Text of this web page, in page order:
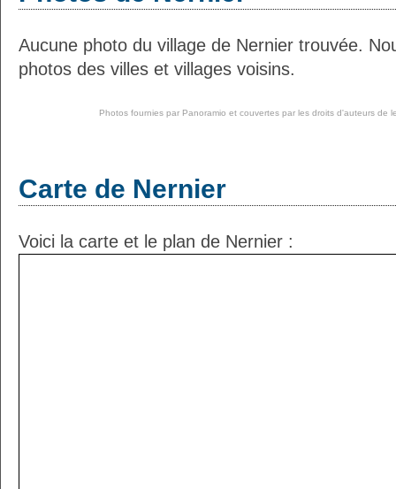
Aucune photo du village de Nernier trouvée.
photos des villes et villages voisins.
Photos fournies par Panoramio et couvertes par les droits d'auteurs de
Carte de Nernier
Voici la carte et le plan de Nernier :